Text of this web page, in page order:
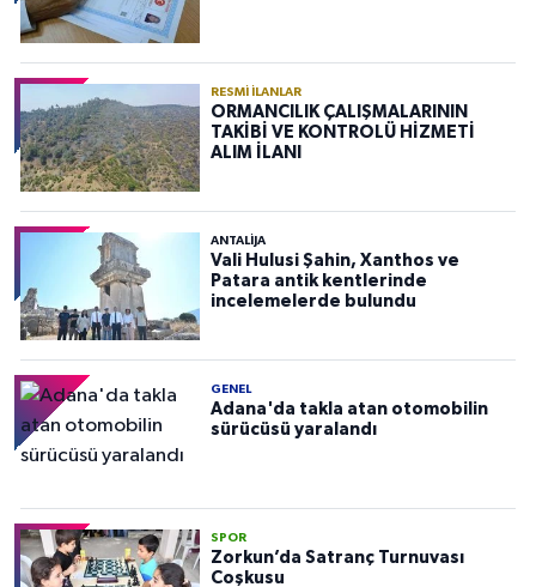
RESMI İLANLAR
ORMANCILIK ÇALIŞMALARININ
TAKİBİ VE KONTROLÜ HİZMETİ
ALIM İLANI
ANTALIJA
Vali Hulusi Şahin, Xanthos ve
Patara antik kentlerinde
incelemelerde bulundu
GENEL
Adana'da takla atan otomobilin
sürücüsü yaralandı
SPOR
Zorkun’da Satranç Turnuvası
Coşkusu